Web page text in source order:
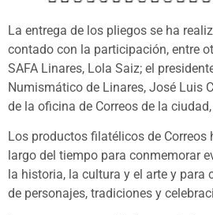
La entrega de los pliegos se ha
contado con la participación, entre
SAFA Linares, Lola Saiz; el
Numismático de Linares, José Luis
de la oficina de Correos de la
Los productos filatélicos de
largo del tiempo para conmemorar
la historia, la cultura y el arte y para
de personajes, tradiciones y